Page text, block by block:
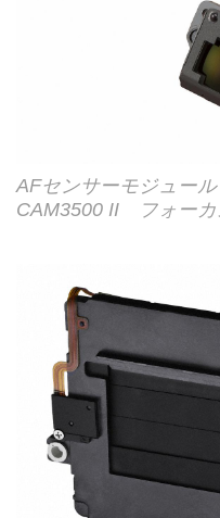
AFセンサーモジュー
CAM3500 II フォーカ